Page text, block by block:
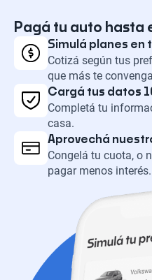
Pagá tu auto hasta
Simulá planes en
Cotizá según tus
que más te
Cargá tus datos
Completá tu
casa.
Aprovechá
Congelá tu cuota, o
pagar menos interés.